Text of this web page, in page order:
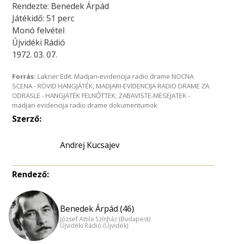
Rendezte: Benedek Árpád
Játékidő: 51 perc
Monó felvétel
Újvidéki Rádió
1972. 03. 07.
Forrás: Lakner Edit: Madjari-evidencija radio drame NOCNA
SCENA - RÖVID HANGJÁTÉK; MADJARI-EVIDENCIJA RADIO DRAME ZA
ODRASLE - HANGJÁTÉK FELNŐTTEK; ZABAVISTE-MESEJATEK -
madjari evidencija radio drame dokumentumok
Szerző:
Andrej Kucsajev
Rendező:
Benedek Árpád (46)
József Attila Színház (Budapest)
Újvidéki Rádió (Újvidék)